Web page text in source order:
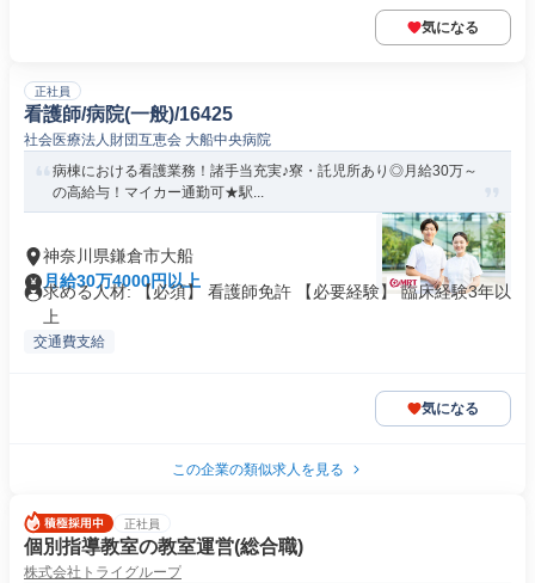
気になる
正社員
看護師/病院(一般)/16425
社会医療法人財団互恵会 大船中央病院
病棟における看護業務！諸手当充実♪寮・託児所あり◎月給30万～
の高給与！マイカー通勤可★駅...
神奈川県鎌倉市大船
月給30万4000円以上
求める人材: 【必須】 看護師免許 【必要経験】 臨床経験3年以
上
交通費支給
気になる
この企業の類似求人を見る
正社員
個別指導教室の教室運営(総合職)
株式会社トライグループ